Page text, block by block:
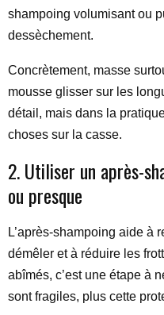
shampoing volumisant ou
dessèchement.
Concrètement, masse
mousse glisser sur les
détail, mais dans la
choses sur la casse.
2. Utiliser un après-
ou presque
L’après-shampoing aide à
démêler et à réduire les
abîmés, c’est une étape à
sont fragiles, plus cette